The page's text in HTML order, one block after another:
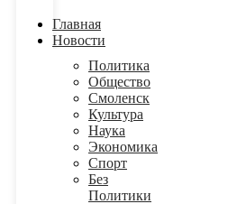
Главная
Новости
Политика
Общество
Смоленск
Культура
Наука
Экономика
Спорт
Без
Политики